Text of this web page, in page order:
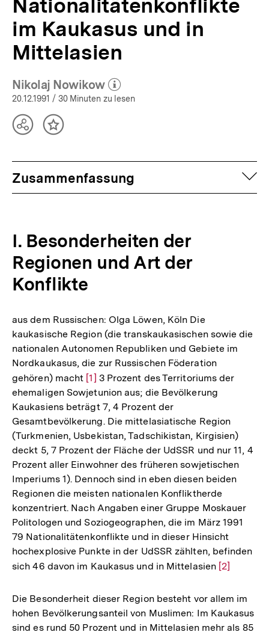
Nationalitätenkonflikte
im Kaukasus und in
Mittelasien
Nikolaj Nowikow
(Mehr zum Autor)
öffnen
20.12.1991 / 30 Minuten zu lesen
TeilenInhalt
Zusammenfassung
I. Besonderheiten der
Regionen und Art der
Konflikte
aus dem Russischen: Olga Löwen, Köln Die
kaukasische Region (die transkaukasischen sowie die
nationalen Autonomen Republiken und Gebiete im
Nordkaukasus, die zur Russischen Föderation
gehören) macht Zur
Auflösung
der
Fußnote
[1] 3 Prozent des Territoriums der
ehemaligen Sowjetunion aus; die Bevölkerung
Kaukasiens beträgt 7, 4 Prozent der
Gesamtbevölkerung. Die mittelasiatische Region
(Turkmenien, Usbekistan, Tadschikistan, Kirgisien)
deckt 5, 7 Prozent der Fläche der UdSSR und nur 11, 4
Prozent aller Einwohner des früheren sowjetischen
Imperiums 1). Dennoch sind in eben diesen beiden
Regionen die meisten nationalen Konfliktherde
konzentriert. Nach Angaben einer Gruppe Moskauer
Politologen und Soziogeographen, die im März 1991
79 Nationalitätenkonflikte und in dieser Hinsicht
hochexplosive Punkte in der UdSSR zählten, befinden
sich 46 davon im Kaukasus und in Mittelasien Zur
der
Fußnote
[2]
Die Besonderheit dieser Region besteht vor allem im
hohen Bevölkerungsanteil von Muslimen: Im Kaukasus
sind es rund 50 Prozent und in Mittelasien mehr als 85